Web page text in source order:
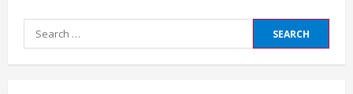
Search
for: